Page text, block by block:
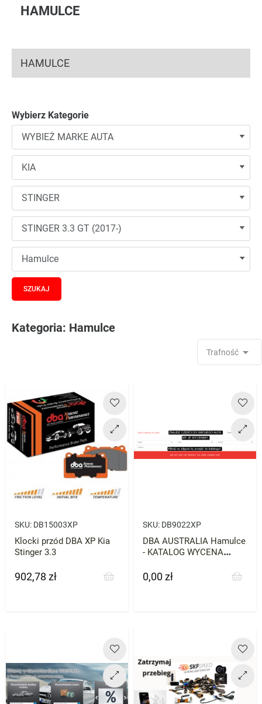
HAMULCE
HAMULCE
Wybierz Kategorie
Kategoria: Hamulce
Trafność 
SKU: DB15003XP
Klocki przód DBA XP Kia
Stinger 3.3
Cena
902,78 zł
SKU: DB9022XP
DBA AUSTRALIA Hamulce
- KATALOG WYCENA
SWOJEGO AUTA
Cena
0,00 zł